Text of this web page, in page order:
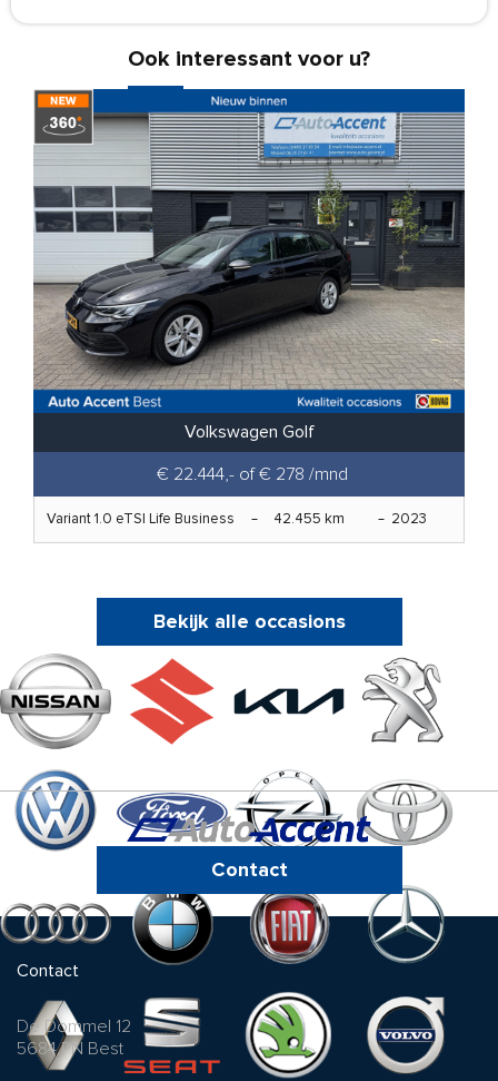
Ook interessant voor u?
Volkswagen Golf
€ 22.444,- of € 278 /mnd
Variant 1.0 eTSI Life Business 42.455 km 2023
Bekijk alle occasions
Contact
Contact
De Dommel 12
5684 PN Best